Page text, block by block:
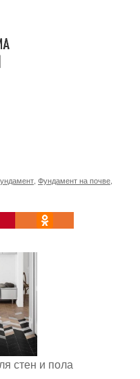
Фундамент на почве
стен и пола